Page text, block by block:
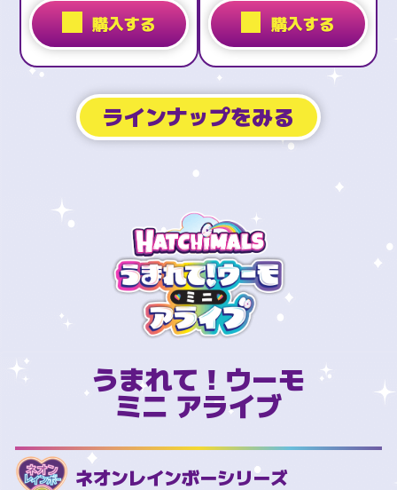
購入する 購入する
ラインナップをみる
うまれて！ウーモ
ミニ アライブ
ネオンレインボーシリーズ